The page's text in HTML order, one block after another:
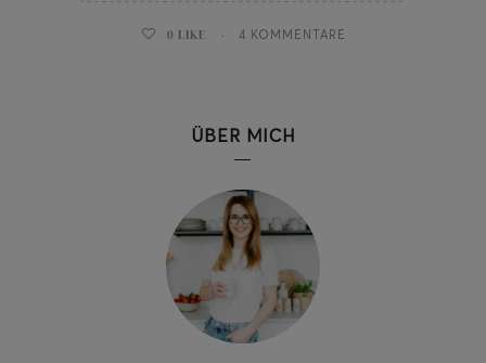
0 LIKE 4 KOMMENTARE
ÜBER MICH